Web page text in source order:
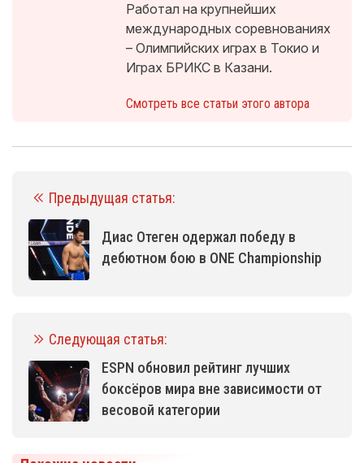
Работал на крупнейших
международных соревнованиях
– Олимпийских играх в Токио и
Играх БРИКС в Казани.
Смотреть все статьи этого автора
Предыдущая статья:
Диас Отеген одержал победу в
дебютном бою в ONE Championship
Следующая статья:
ESPN обновил рейтинг лучших
боксёров мира вне зависимости от
весовой категории